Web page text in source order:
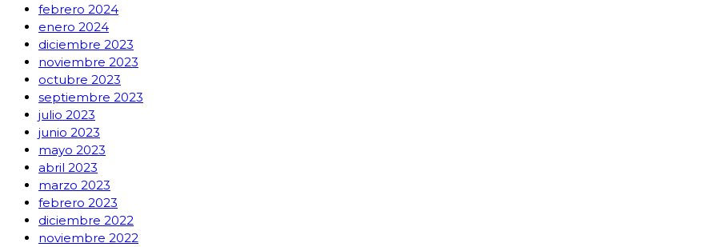
febrero 2024
enero 2024
diciembre 2023
noviembre 2023
octubre 2023
septiembre 2023
julio 2023
junio 2023
mayo 2023
abril 2023
marzo 2023
febrero 2023
diciembre 2022
noviembre 2022